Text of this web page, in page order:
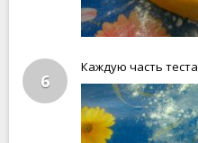
6
Каждую часть